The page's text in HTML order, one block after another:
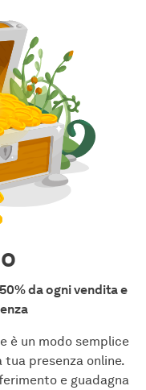
da ogni vendita e
è un modo semplice
presenza online.
e guadagna